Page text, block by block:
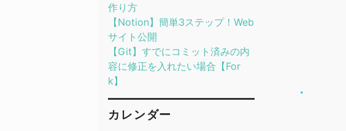
作り方
【Notion】簡単3ステップ！Web
サイト公開
【Git】すでにコミット済みの内
容に修正を入れたい場合【For
k】
カレンダー